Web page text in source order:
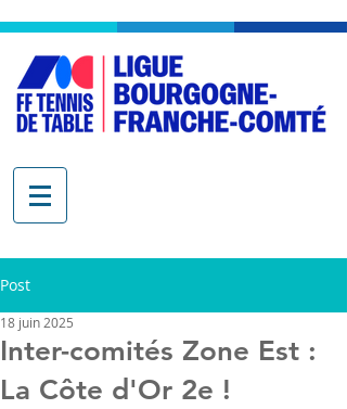
Post
Inter-comités Zone Est :
La Côte d'Or 2e !
18 juin 2025